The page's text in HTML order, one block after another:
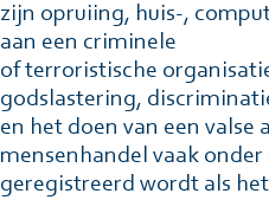
zijn opruiing, huis-,
aan een criminele
of terroristische
godslastering,
en het doen van een
mensenhandel vaak
geregistreerd wordt als